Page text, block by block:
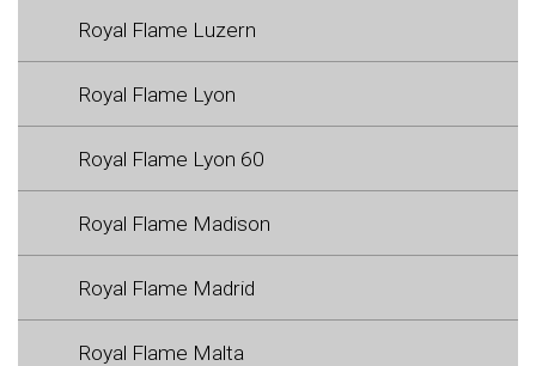
Royal Flame Luzern
Royal Flame Lyon
Royal Flame Lyon 60
Royal Flame Madison
Royal Flame Madrid
Royal Flame Malta